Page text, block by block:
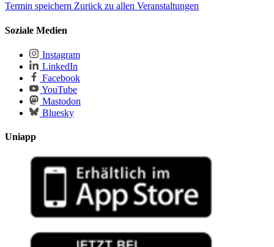
Termin speichern Zurück zu allen Veranstaltungen
Soziale Medien
Instagram
LinkedIn
Facebook
YouTube
Mastodon
Bluesky
Uniapp